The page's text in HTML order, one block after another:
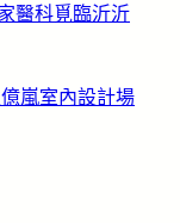
醫科覓臨沂沂
嵐室內設計場